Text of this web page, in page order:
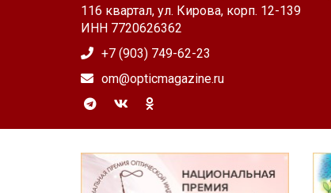
116 квартал, ул. Кирова, корп. 12-139
ИНН 7720626362
+7 (903) 749-62-23
om@opticmagazine.ru